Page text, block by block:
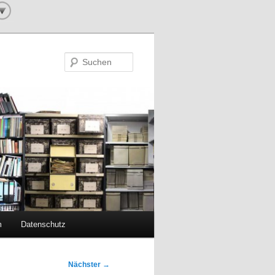
Datenschutz
Nächster →